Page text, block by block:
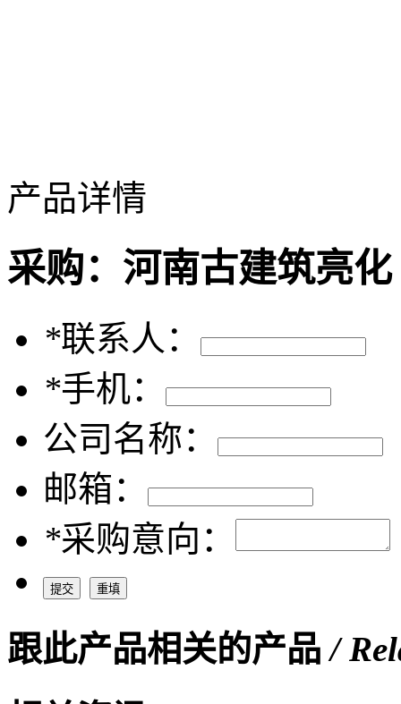
产品详情
采购： 河南古建筑亮化
*联系人：
*手机：
公司名称：
邮箱：
*采购意向：
跟此产品相关的产品/